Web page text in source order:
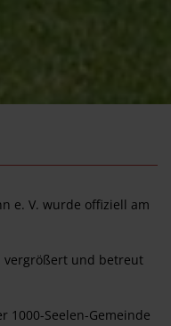
e. V. wurde offiziell am
vergrößert und betreut
1000-Seelen-Gemeinde